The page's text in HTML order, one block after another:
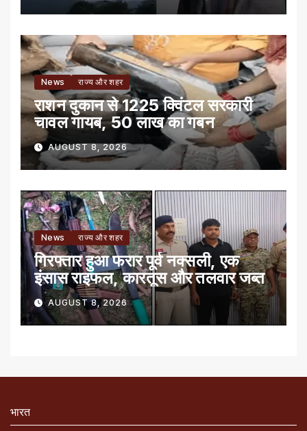
News राज्य और शहर
राशन दुकान से 1225 क्विंटल सरकारी
चावल गायब, 50 लाख का गबन
AUGUST 8, 2026
News राज्य और शहर
गिरफ्तार हुआ फरार पूर्व नक्सली, एक
इंसास राइफल, कारतूस और तलवार जब्त
AUGUST 8, 2026
भारत